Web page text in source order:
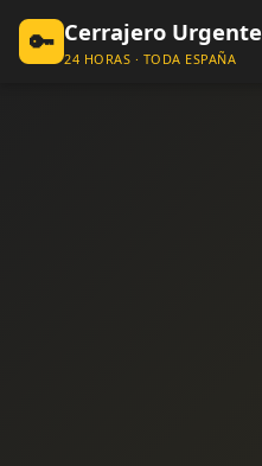
🔑 Cerrajero Urgente
24 HORAS · TODA ESPAÑA